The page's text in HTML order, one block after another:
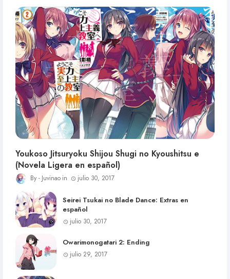
Youkoso Jitsuryoku Shijou Shugi no Kyoushitsu e
(Novela Ligera en español)
Juvinao julio 30, 2017
Seirei Tsukai no Blade Dance: Extras en
español
julio 30, 2017
Owarimonogatari 2: Ending
julio 29, 2017